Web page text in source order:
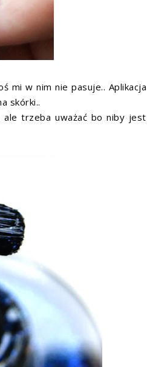
mi w nim nie pasuje..
skórki..
ale trzeba uważać bo niby